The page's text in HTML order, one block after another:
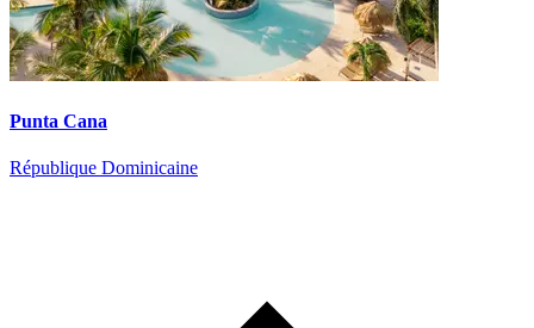
Punta Cana
République Dominicaine